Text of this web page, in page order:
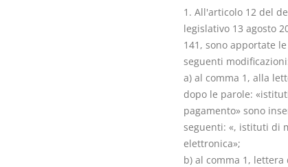
1. All'articolo 12 del
legislativo 13 agosto
141, sono apportate le
seguenti
a) al comma 1, alla
dopo le parole:
pagamento» sono
seguenti: «, istituti di
elettronica»;
b) al comma 1, lettera
Il Condominio
La riforma di cui
220/2012
S. D'Andrea
Minussi
Versione
(iva incl.)